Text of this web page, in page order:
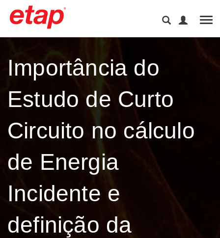
Importância do
Estudo de Curto
Circuito no cálculo
de Energia
Incidente e
definição da